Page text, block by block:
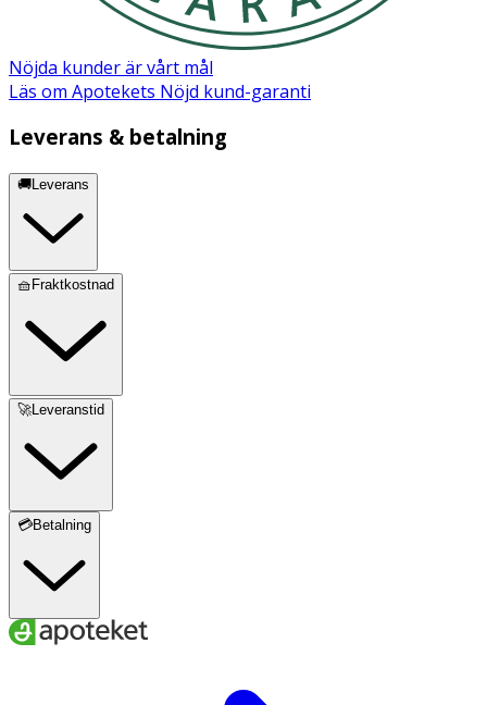
Nöjda kunder är vårt mål
Läs om Apotekets Nöjd kund-garanti
Leverans & betalning
🚚Leverans
🧺Fraktkostnad
🚀Leveranstid
💳Betalning